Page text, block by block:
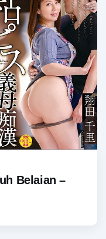
Belaian –